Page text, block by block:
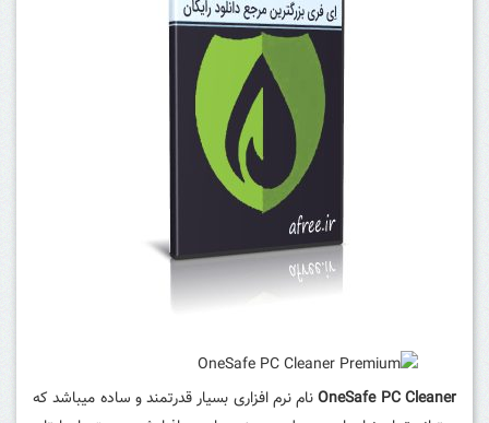
OneSafe PC Cleanerنام نرم افزاری بسیار قدرتمند و ساده میباشد که